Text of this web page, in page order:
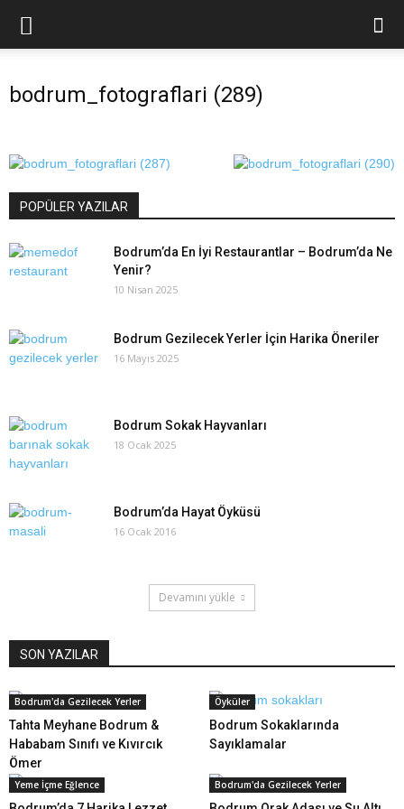
bodrum_fotograflari (289)
POPÜLER YAZILAR
Bodrum’da En İyi Restaurantlar – Bodrum’da Ne
Yenir?
10 Nisan 2025
Bodrum Gezilecek Yerler İçin Harika Öneriler
16 Mayıs 2025
Bodrum Sokak Hayvanları
18 Ocak 2025
Bodrum’da Hayat Öyküsü
16 Ocak 2016
Devamını yükle
SON YAZILAR
Bodrum'da Gezilecek Yerler
Tahta Meyhane Bodrum &
Hababam Sınıfı ve Kıvırcık
Ömer
Öyküler
Bodrum Sokaklarında
Sayıklamalar
Yeme İçme Eğlence Bodrum'da Gezilecek Yerler